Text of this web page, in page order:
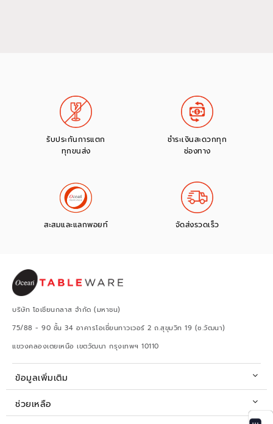
รับประกันการแตก
ทุกขนส่ง
ชำระเงินสะดวกทุก
ช่องทาง
สะสมและแลกพอยท์ จัดส่งรวดเร็ว
บริษัท โอเชียนกลาส จำกัด (มหาชน)
75/88 - 90 ชั้น 34 อาคารโอเชี่ยนทาวเวอร์ 2 ถ.สุขุมวิท 19 (ซ.วัฒนา)
แขวงคลองเตยเหนือ เขตวัฒนา กรุงเทพฯ 10110
ข้อมูลเพิ่มเติม
ช่วยเหลือ